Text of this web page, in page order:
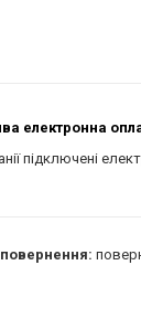
підключені